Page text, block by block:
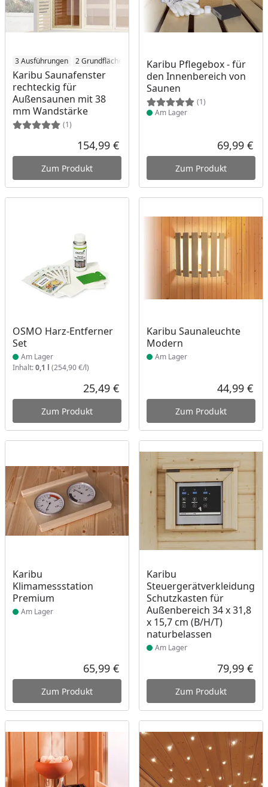
3 Ausführungen 2 Grundflächen
Karibu Saunafenster
rechteckig für
Außensaunen mit 38
mm Wandstärke
(1)
Aktueller Preis
154,99 €
Zum Produkt
Karibu Pflegebox - für
den Innenbereich von
Saunen
(1)
Produkt am Lager
Am Lager
69,99 €
Zum Produkt
OSMO Harz-Entferner
Set
Produkt am Lager
Am Lager
Inhalt:0,1 l (254,90 €/l)
Aktueller Preis
25,49 €
Zum Produkt
Karibu Saunaleuchte
Modern
Produkt am Lager
Am Lager
44,99 €
Zum Produkt
Karibu
Klimamessstation
Premium
Produkt am Lager
Am Lager
Aktueller Preis
65,99 €
Zum Produkt
Karibu
Steuergerätverkleidung
Schutzkasten für
Außenbereich 34 x 31,8
x 15,7 cm (B/H/T)
naturbelassen
Produkt am Lager
Am Lager
79,99 €
Zum Produkt